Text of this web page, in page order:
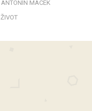
ANTONÍN MACEK
ŽIVOT